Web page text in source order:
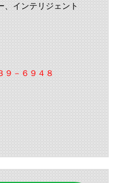
、インテリジェント
９－６９４８